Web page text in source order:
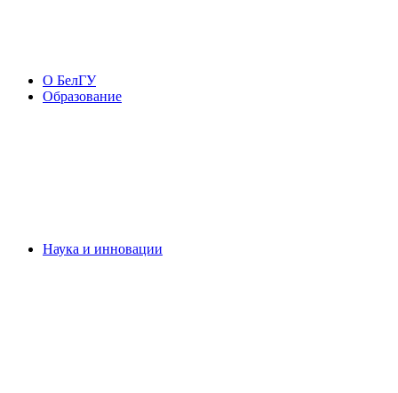
О БелГУ
Образование
Наука и инновации